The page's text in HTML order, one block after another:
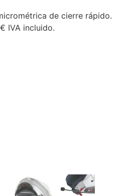
de cierre rápido.
IVA incluido.